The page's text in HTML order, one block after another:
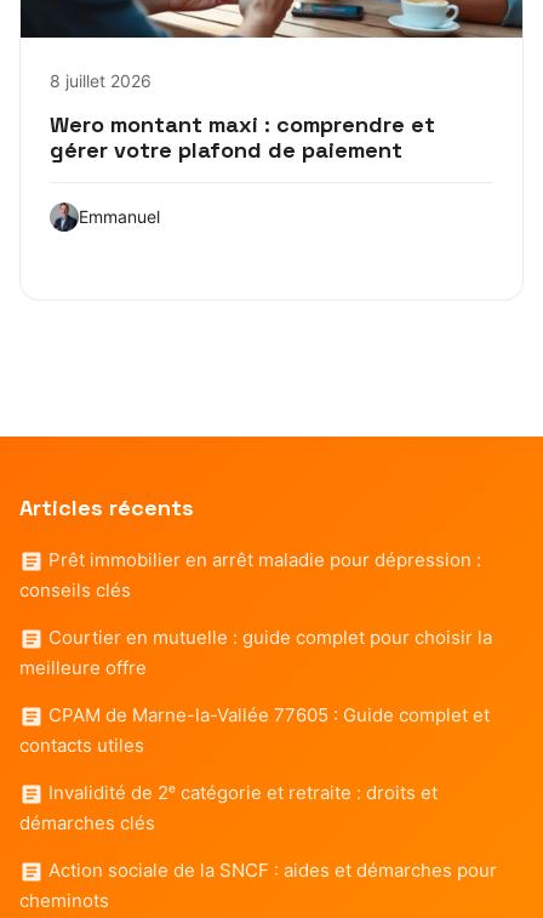
8 juillet 2026
Wero montant maxi : comprendre et
gérer votre plafond de paiement
Emmanuel
Articles récents
Prêt immobilier en arrêt maladie pour dépression :
conseils clés
Courtier en mutuelle : guide complet pour choisir la
meilleure offre
CPAM de Marne-la-Vallée 77605 : Guide complet et
contacts utiles
Invalidité de 2ᵉ catégorie et retraite : droits et
démarches clés
Action sociale de la SNCF : aides et démarches pour
cheminots